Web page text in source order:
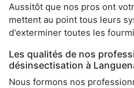
Aussitôt que nos pros ont
mettent au point tous leurs
d'exterminer toutes les
Les qualités de nos
désinsectisation à
Nous formons nos